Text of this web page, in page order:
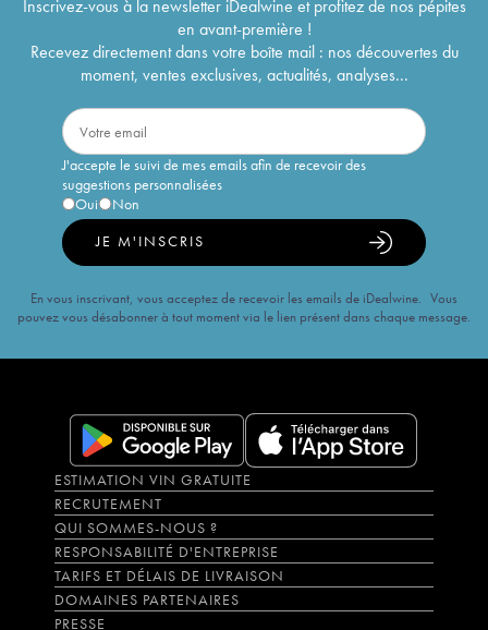
Inscrivez-vous à la newsletter iDealwine et profitez de nos pépites
en avant-première !
Recevez directement dans votre boîte mail : nos découvertes du
moment, ventes exclusives, actualités, analyses...
J'accepte le suivi de mes emails afin de recevoir des
suggestions personnalisées
Oui
Non
JE M'INSCRIS
En vous inscrivant, vous acceptez de recevoir les emails de iDealwine. Vous
pouvez vous désabonner à tout moment via le lien présent dans chaque message.
ESTIMATION VIN GRATUITE
RECRUTEMENT
QUI SOMMES-NOUS ?
RESPONSABILITÉ D'ENTREPRISE
TARIFS ET DÉLAIS DE LIVRAISON
DOMAINES PARTENAIRES
PRESSE